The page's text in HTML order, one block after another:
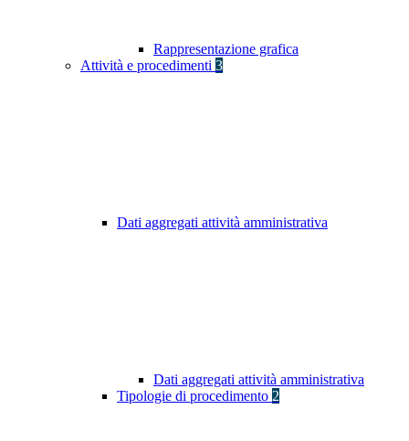
Rappresentazione grafica
Attività e procedimenti 3
Dati aggregati attività amministrativa
Dati aggregati attività amministrativa
Tipologie di procedimento 2